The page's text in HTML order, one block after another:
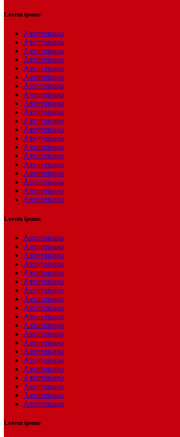
Lorem ipsum
Автотовары
Автотовары
Автотовары
Автотовары
Автотовары
Автотовары
Автотовары
Автотовары
Автотовары
Автотовары
Автотовары
Автотовары
Автотовары
Автотовары
Автотовары
Автотовары
Автотовары
Автотовары
Автотовары
Автотовары
Lorem ipsum
Автотовары
Автотовары
Автотовары
Автотовары
Автотовары
Автотовары
Автотовары
Автотовары
Автотовары
Автотовары
Автотовары
Автотовары
Автотовары
Автотовары
Автотовары
Автотовары
Автотовары
Автотовары
Автотовары
Автотовары
Lorem ipsum